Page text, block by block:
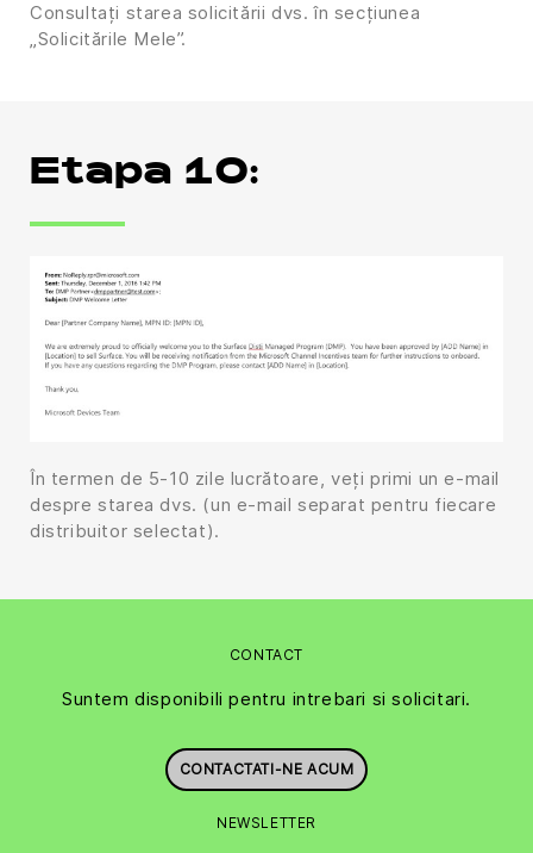
Consultați starea solicitării dvs. în secțiunea
„Solicitările Mele”.
Etapa 10:
În termen de 5-10 zile lucrătoare, veți primi un e-mail
despre starea dvs. (un e-mail separat pentru fiecare
distribuitor selectat).
CONTACT
Suntem disponibili pentru intrebari si solicitari.
CONTACTATI-NE ACUM
NEWSLETTER